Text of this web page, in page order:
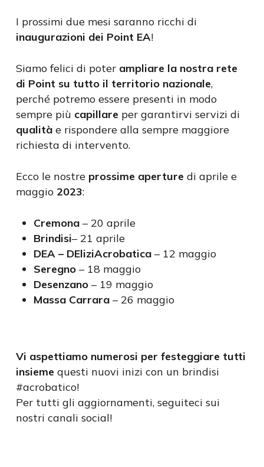
I prossimi due mesi saranno ricchi di
inaugurazioni dei Point EA!
Siamo felici di poter ampliare la nostra rete
di Point su tutto il territorio nazionale,
perché potremo essere presenti in modo
sempre più capillare per garantirvi servizi di
qualitàe rispondere alla sempre maggiore
richiesta di intervento.
Ecco le nostreprossime aperture di aprile e
maggio 2023:
Cremona – 20 aprile
Brindisi– 21 aprile
DEA – DEliziAcrobatica– 12 maggio
Seregno– 18 maggio
Desenzano– 19 maggio
Massa Carrara– 26 maggio
Vi aspettiamo numerosi per festeggiare tutti
insieme questi nuovi inizi con un brindisi
#acrobatico!
Per tutti gli aggiornamenti, seguiteci sui
nostri canali social!